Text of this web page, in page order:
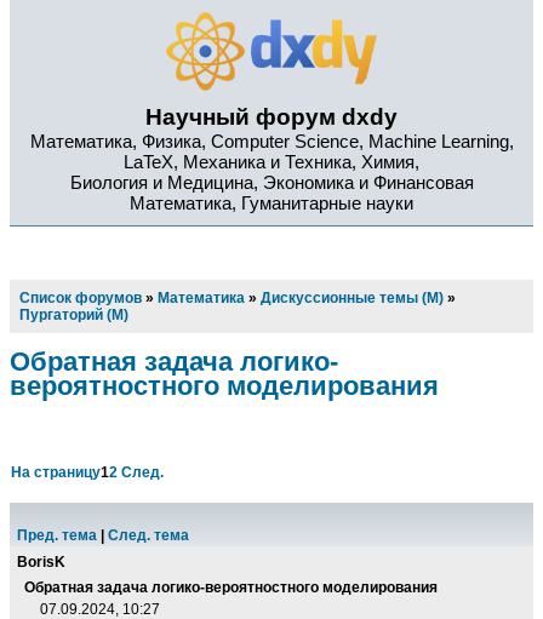
Научный форум dxdy
Математика, Физика, Computer Science, Machine Learning,
LaTeX, Механика и Техника, Химия,
Биология и Медицина, Экономика и Финансовая
Математика, Гуманитарные науки
Список форумов » Математика » Дискуссионные темы (М) »
Пургаторий (М)
Обратная задача логико-
вероятностного моделирования
На страницу12 След.
Пред. тема
След. тема
BorisK
Обратная задача логико-вероятностного моделирования
07.09.2024, 10:27